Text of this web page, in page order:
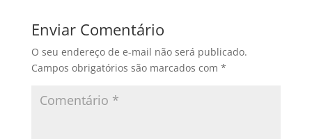
Enviar Comentário
O seu endereço de e-mail não será publicado.
Campos obrigatórios são marcados com *